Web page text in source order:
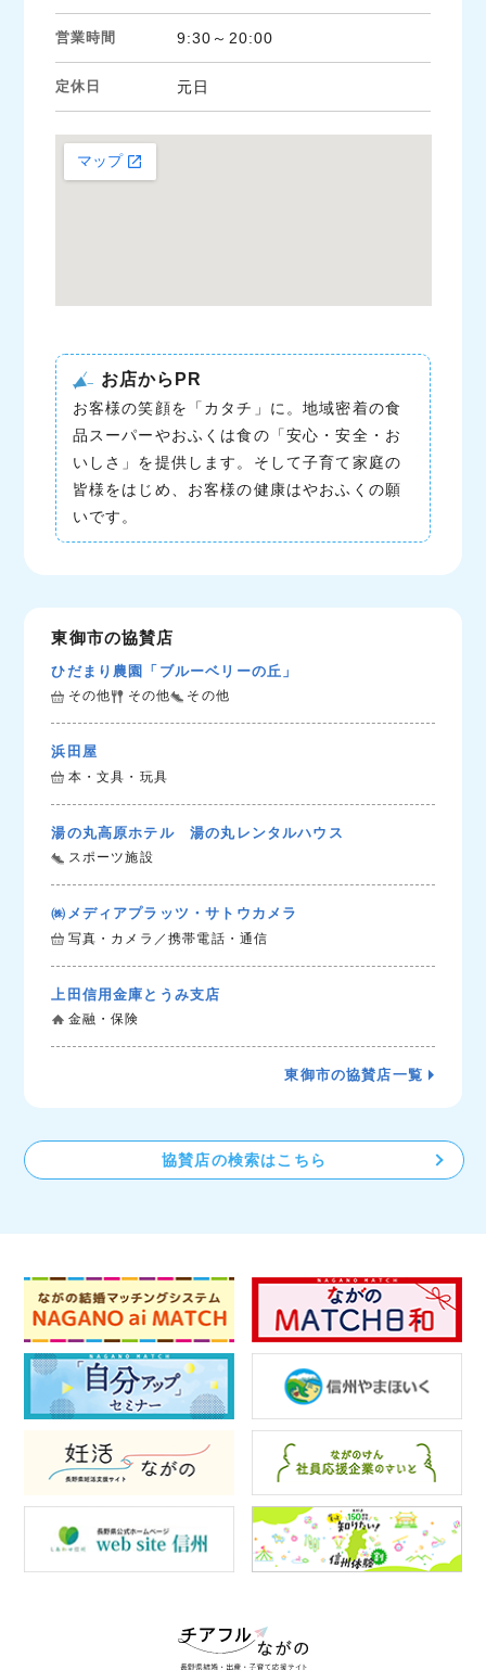
営業時間 9:30～20:00
定休日 元日
お店からPR
お客様の笑顔を「カタチ」に。地域密着の食
品スーパーやおふくは食の「安心・安全・お
いしさ」を提供します。そして子育て家庭の
皆様をはじめ、お客様の健康はやおふくの願
いです。
東御市の協賛店
ひだまり農園「ブルーベリーの丘」
その他 その他 その他
浜田屋
本・文具・玩具
湯の丸高原ホテル 湯の丸レンタルハウス
スポーツ施設
㈱メディアプラッツ・サトウカメラ
写真・カメラ／携帯電話・通信
上田信用金庫とうみ支店
金融・保険
東御市の協賛店一覧
協賛店の検索はこちら